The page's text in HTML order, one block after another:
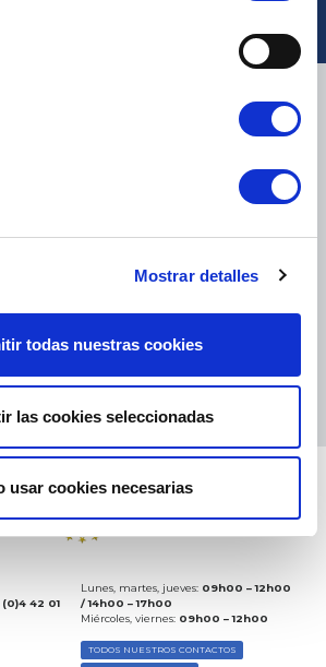
Mostrar detalles
todas nuestras cookies
las cookies seleccionadas
usar cookies necesarias
TNT, GÉODIS, FRANCE EXPRESS, DPD
Excelente:4.5/5
(desde 2018)
(0)4 42 01
Lunes, martes, jueves: 09h00 – 12h00
/ 14h00 – 17h00
Miércoles, viernes: 09h00 – 12h00
TODOS NUESTROS CONTACTOS